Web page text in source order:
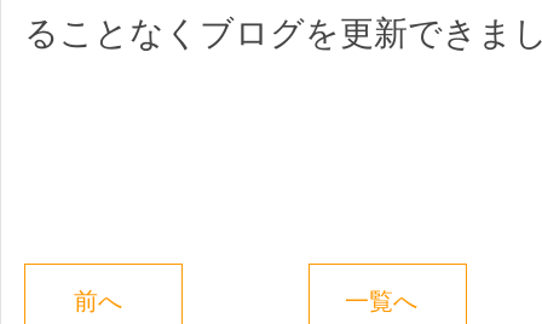
ることなくブログを更新できま
前へ 一覧へ